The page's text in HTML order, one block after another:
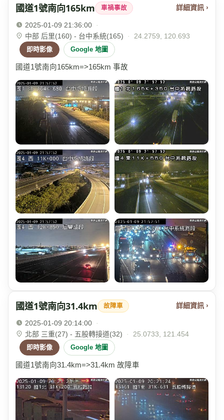
國道1號南向165km 車禍事故 詳細資訊 ›
2025-01-09 21:36:00
·
中部 后里(160) - 台中系統(165)
· 24.2759, 120.693
即時影像 Google 地圖
國道1號南向165km=>165km 事故
國道1號南向31.4km 故障車 詳細資訊 ›
2025-01-09 20:14:00
·
北部 三重(27) - 五股轉接道(32)
· 25.0733, 121.454
即時影像 Google 地圖
國道1號南向31.4km=>31.4km 故障車